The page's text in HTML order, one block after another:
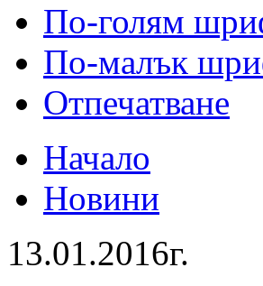
По-голям
По-малък
Отпечатване
Начало
Новини
13.01.2016г.